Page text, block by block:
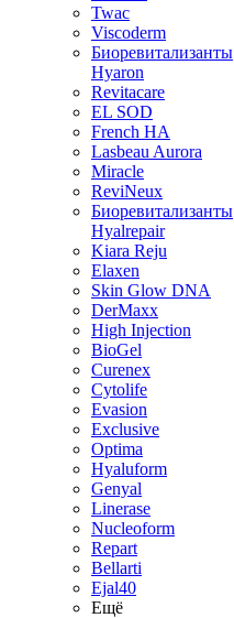
Twac
Viscoderm
Биоревитализанты
Hyaron
Revitacare
EL SOD
French HA
Lasbeau Aurora
Miracle
ReviNeux
Биоревитализанты
Hyalrepair
Kiara Reju
Elaxen
Skin Glow DNA
DerMaxx
High Injection
BioGel
Curenex
Cytolife
Evasion
Exclusive
Optima
Hyaluform
Genyal
Linerase
Nucleoform
Repart
Bellarti
Ejal40
Ещё